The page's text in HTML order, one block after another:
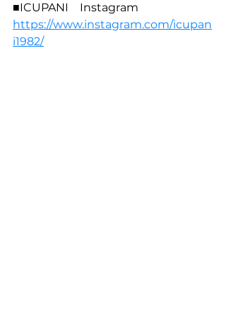
■ICUPANI　Instagram
https://www.instagram.com/icupan
i1982/